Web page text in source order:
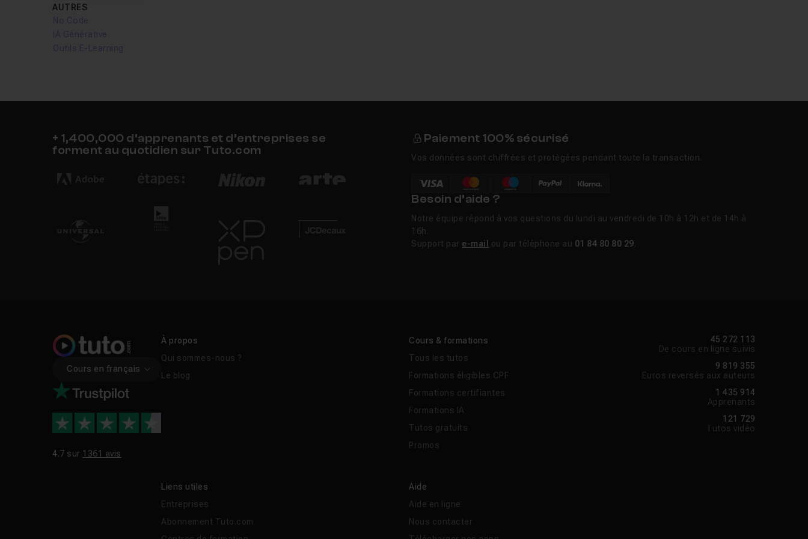
AUTRES
No Code
IA Générative
Outils E-Learning
+ 1,400,000 d’apprenants et d’entreprises se
forment au quotidien sur Tuto.com
Paiement 100% sécurisé
Vos données sont chiffrées et protégées pendant toute la transaction.
Besoin d’aide ?
Notre équipe répond à vos questions du lundi au vendredi de 10h à 12h et de 14h à
16h.
Support par e-mail ou par téléphone au 01 84 80 80 29
Cours en français
4.7 sur 1361 avis
À propos
Qui sommes-nous ?
Le blog
Cours & formations
Tous les tutos
Formations éligibles CPF
Formations certifiantes
Formations IA
Tutos gratuits
Promos
Liens utiles
Entreprises
Abonnement Tuto.com
Aide
Aide en ligne
Nous contacter
45 272 113
De cours en ligne suivis
9 819 355
Euros reversés aux auteurs
1 435 914
Apprenants
121 729
Tutos vidéo